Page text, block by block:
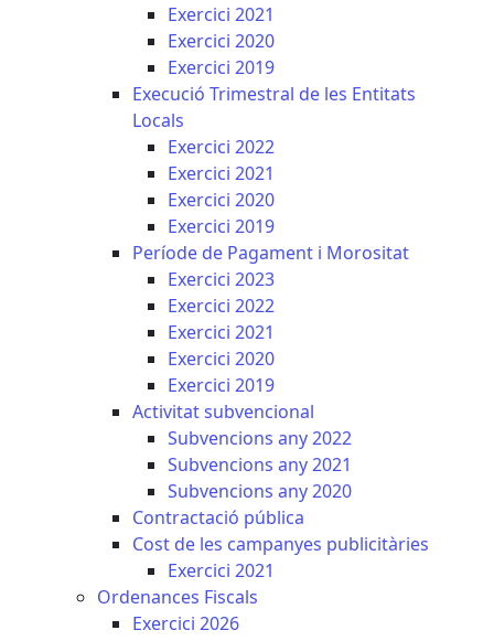
Exercici 2021
Exercici 2020
Exercici 2019
Execució Trimestral de les Entitats
Locals
Exercici 2022
Exercici 2021
Exercici 2020
Exercici 2019
Període de Pagament i Morositat
Exercici 2023
Exercici 2022
Exercici 2021
Exercici 2020
Exercici 2019
Activitat subvencional
Subvencions any 2022
Subvencions any 2021
Subvencions any 2020
Contractació pública
Cost de les campanyes publicitàries
Exercici 2021
Ordenances Fiscals
Exercici 2026